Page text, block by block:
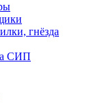
гнёзда
СИП